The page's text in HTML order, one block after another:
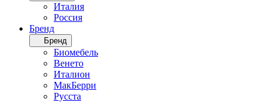
Италия
Россия
Бренд
Бренд
Биомебель
Венето
Италион
МакБерри
Русста